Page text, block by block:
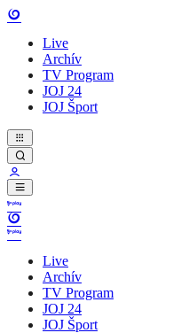
Live
Archív
TV Program
JOJ 24
JOJ Šport
Live
Archív
TV Program
JOJ 24
JOJ Šport